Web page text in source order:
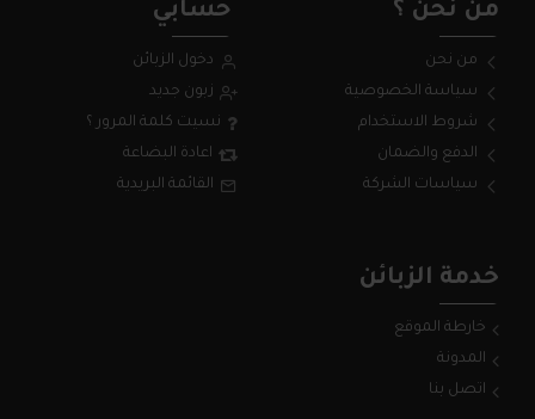
من نحن ؟
من نحن
سياسة الخصوصية
شروط الاستخدام
الدفع والضمان
سياسات الشركة
حسابي
دخول الزبائن
زبون جديد
نسيت كلمة المرور ؟
اعادة البضاعة
القائمة البريدية
خدمة الزبائن
خارطة الموقع
المدونة
اتصل بنا